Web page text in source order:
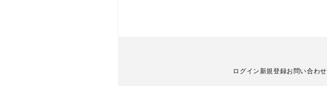
ログイン 新規登録お問い合わせ